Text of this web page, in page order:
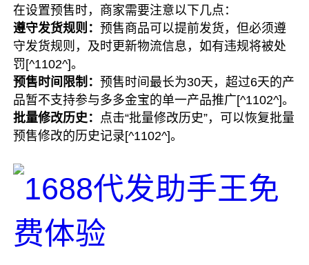
在设置预售时，商家需要注意以下几点：
遵守发货规则：预售商品可以提前发货，但必须遵
守发货规则，及时更新物流信息，如有违规将被处
罚[^1102^]。
预售时间限制：预售时间最长为30天，超过6天的产
品暂不支持参与多多金宝的单一产品推广[^1102^]。
批量修改历史： 点击“批量修改历史”，可以恢复批量
预售修改的历史记录[^1102^]。